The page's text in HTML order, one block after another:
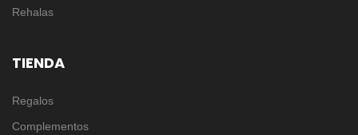
Rehalas
TIENDA
Regalos
Complementos